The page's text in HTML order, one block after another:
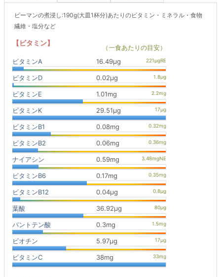
ピーマンの煮浸し:190g(大皿1杯分)あたりのビタミン・ミネラル・食物
繊維・塩分など
【ビタミン】
（一食あたりの目安）
ビタミンA
16.49μg
ビタミンD 0.02μg
ビタミンE 1.01mg
ビタミンK 29.51μg
ビタミンB1 0.08mg
ビタミンB2 0.06mg
ナイアシン 0.59mg
ビタミンB6 0.17mg
ビタミンB12 0.04μg
葉酸 36.92μg
パントテン酸 0.3mg
ビオチン 5.97μg
ビタミンC 38mg